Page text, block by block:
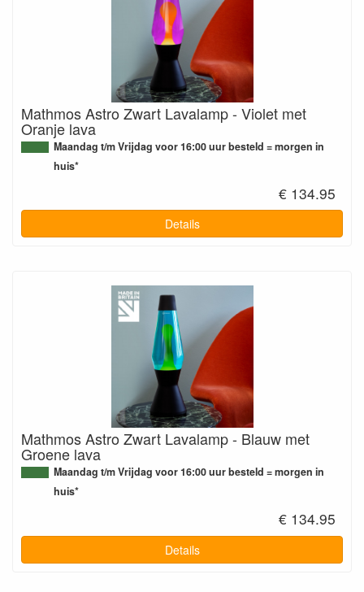
Mathmos Astro Zwart Lavalamp - Violet met
Oranje lava
Maandag t/m Vrijdag voor 16:00 uur besteld = morgen in
huis*
€ 134.95
Details
Mathmos Astro Zwart Lavalamp - Blauw met
Groene lava
Maandag t/m Vrijdag voor 16:00 uur besteld = morgen in
huis*
€ 134.95
Details